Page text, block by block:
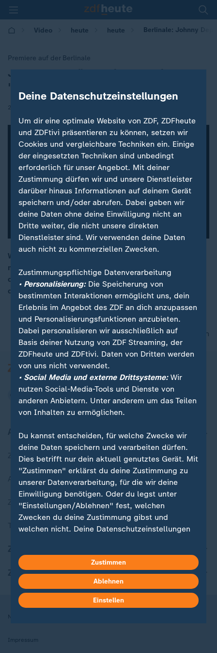
Video heute heute Berlinale: Johnny
Premiere auf der Berlinale
:
Johnny Depp über seine Rolle in
"Minamata"
24.02.2020 | 14:00
00:15
Wenn man so eine Rolle angeboten bekommt, muss
man zuschlagen: US-Schauspieler Johnny Depp feiert
die Premiere seines aktuellen Films "Minamata" auf
der Berlinale.
nach oben
Aktuell bei ZDFheute
Zuletzt veröffentlicht
Aktuelle Sendungs-Videos
ZDFheute Stories
Themen im Überblick
ZDFheute Apps
Nutzungsbedingungen
Impressum
Deine Datenschutzeinstellungen
Um dir eine optimale Website von ZDF, ZDFheute
und ZDFtivi präsentieren zu können, setzen wir
Cookies und vergleichbare Techniken ein. Einige
der eingesetzten Techniken sind unbedingt
erforderlich für unser Angebot. Mit deiner
Zustimmung dürfen wir und unsere Dienstleister
darüber hinaus Informationen auf deinem Gerät
speichern und/oder abrufen. Dabei geben wir
deine Daten ohne deine Einwilligung nicht an
Dritte weiter, die nicht unsere direkten
Dienstleister sind. Wir verwenden deine Daten
auch nicht zu kommerziellen Zwecken.
Zustimmungspflichtige Datenverarbeitung
• Personalisierung:Die Speicherung von
bestimmten Interaktionen ermöglicht uns, dein
Erlebnis im Angebot des ZDF an dich anzupassen
und Personalisierungsfunktionen anzubieten.
Dabei personalisieren wir ausschließlich auf
Basis deiner Nutzung von ZDF Streaming, der
ZDFheute und ZDFtivi. Daten von Dritten werden
von uns nicht verwendet.
• Social Media und externe Drittsysteme:Wir
nutzen Social-Media-Tools und Dienste von
anderen Anbietern. Unter anderem um das Teilen
von Inhalten zu ermöglichen.
Du kannst entscheiden, für welche Zwecke wir
deine Daten speichern und verarbeiten dürfen.
Dies betrifft nur dein aktuell genutztes Gerät. Mit
"Zustimmen" erklärst du deine Zustimmung zu
unserer Datenverarbeitung, für die wir deine
Einwilligung benötigen. Oder du legst unter
"Einstellungen/Ablehnen" fest, welchen
Zwecken du deine Zustimmung gibst und
welchen nicht. Deine Datenschutzeinstellungen
Hier findest du das Impressum.
Weitere Informationen findest du in unserer
Datenschutzerklärung.
Zustimmen
Ablehnen
Einstellen